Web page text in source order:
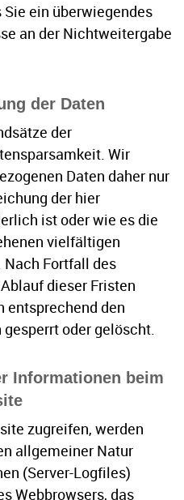
ein überwiegendes
an der Nichtweitergabe
der Daten
der
Wir
Daten daher nur
der hier
ist oder wie es die
vielfältigen
Fortfall des
dieser Fristen
entsprechend den
oder gelöscht.
Informationen beim
zugreifen, werden
allgemeiner Natur
(Server-Logfiles)
Webbrowsers, das